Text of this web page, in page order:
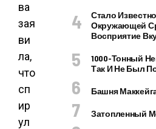
ва
зая
ви
ла,
что
сп
ир
ул
Стало
Окружающей
Восприятие
1000-Тонный
Так И Не Был
Башня
Затопленный